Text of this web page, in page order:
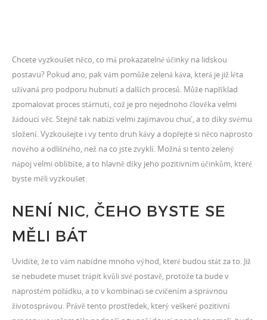
Chcete vyzkoušet něco, co má prokazatelné účinky na lidskou
postavu? Pokud ano, pak vám pomůžezelená káva, která je již léta
užívaná pro podporu hubnutí a dalších procesů. Může například
zpomalovat proces stárnutí, což je pro nejednoho člověka velmi
žádoucí věc. Stejně tak nabízí velmi zajímavou chuť, a to díky svému
složení. Vyzkoušejte i vy tento druh kávy a dopřejte si něco naprosto
nového a odlišného, než na co jste zvyklí. Možná si tento zelený
nápoj velmi oblíbíte, a to hlavně díky jeho pozitivním účinkům, které
byste měli vyzkoušet.
NENÍ NIC, ČEHO BYSTE SE
MĚLI BÁT
Uvidíte, že to vám nabídne mnoho výhod, které budou stát za to. Již
se nebudete muset trápit kvůli své postavě, protože ta bude v
naprostém pořádku, a to v kombinaci se cvičením a správnou
životosprávou. Právě tento prostředek, který veškeré pozitivní